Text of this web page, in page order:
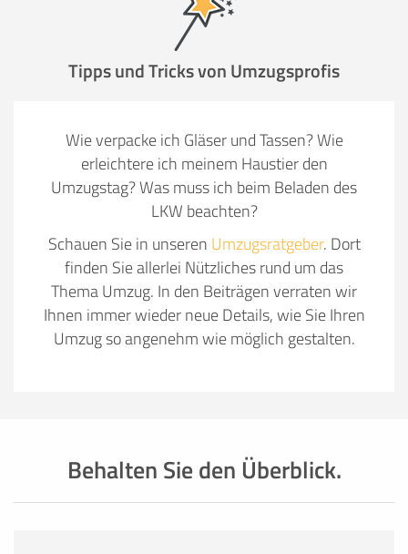
Tipps und Tricks von Umzugsprofis
Wie verpacke ich Gläser und Tassen? Wie
erleichtere ich meinem Haustier den
Umzugstag? Was muss ich beim Beladen des
LKW beachten?
Schauen Sie in unseren Umzugsratgeber. Dort
finden Sie allerlei Nützliches rund um das
Thema Umzug. In den Beiträgen verraten wir
Ihnen immer wieder neue Details, wie Sie Ihren
Umzug so angenehm wie möglich gestalten.
Behalten Sie den Überblick.